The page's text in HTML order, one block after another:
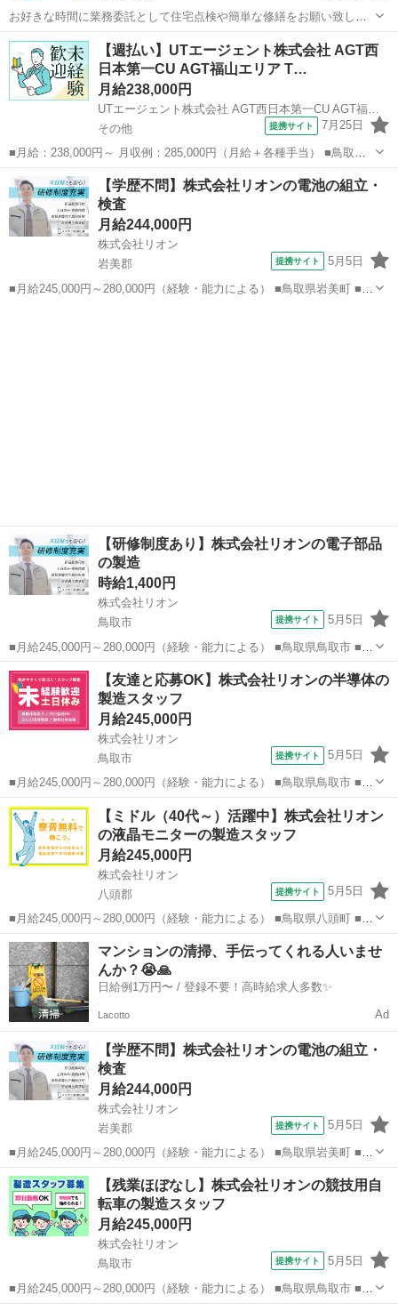
お好きな時間に業務委託として住宅点検や簡単な修繕をお願い致しま
す。 住宅点検は1件、約1時 各種修繕案件は約5〜30分 場所は鳥取市か
ら出雲市まで山陰を幅広く有ります。 いきなりお任せする事は無く同
行して内容を見てから判...
鳥取 米子市 東山公園駅 業務委託
【週払い】UTエージェント株式会社 AGT西
日本第一CU AGT福山エリア T…
月給238,000円
UTエージェント株式会社 AGT西日本第一CU AGT福山エリア TV西伯CL 《JAMM1C》
その他
提携サイト 7月25日
■月給：238,000円～ 月収例：285,000円（月給＋各種手当） ■鳥取県
西伯郡南部町 勤務詳細：西伯郡南部町 通勤方法：車/自転車/バイク 最
寄り駅：米子駅から車16分 ※構内の無料駐車場利用OK ■正社員 ■入社
日...
鳥取 その他 加工
【学歴不問】株式会社リオンの電池の組立・
検査
月給244,000円
株式会社リオン
岩美郡
提携サイト 5月5日
■月給245,000円～280,000円（経験・能力による） ■鳥取県岩美町 ■派
【研修制度あり】株式会社リオンの電子部品
の製造
時給1,400円
株式会社リオン
鳥取市
提携サイト 5月5日
■月給245,000円～280,000円（経験・能力による） ■鳥取県鳥取市 ■派
遣社員、職業紹介 ■入社日応相談、即日勤務OK、履歴書不要、Web面
接OK、友達と応募OK、職場見学OKまたは説明会あり、未経験歓迎、
経験者・...
鳥取 鳥取市 加工
【友達と応募OK】株式会社リオンの半導体の
製造スタッフ
月給245,000円
株式会社リオン
鳥取市
提携サイト 5月5日
■月給245,000円～280,000円（経験・能力による） ■鳥取県鳥取市 ■正
社員、職業紹介 ■入社日応相談、即日勤務OK、履歴書不要、Web面接
OK、友達と応募OK、職場見学OKまたは説明会あり、未経験歓迎、経
験者・有...
鳥取 鳥取市 加工
【ミドル（40代～）活躍中】株式会社リオン
の液晶モニターの製造スタッフ
月給245,000円
株式会社リオン
八頭郡
提携サイト 5月5日
■月給245,000円～280,000円（経験・能力による） ■鳥取県八頭町 ■正
社員、職業紹介 ■入社日応相談、即日勤務OK、履歴書不要、Web面接
OK、友達と応募OK、職場見学OKまたは説明会あり、未経験歓迎、経
験者・有...
鳥取 八頭郡 加工
マンションの清掃、手伝ってくれる人いませ
んか？😭🙏
日給例1万円〜 / 登録不要！高時給求人多数✨
Lacotto Ad
【学歴不問】株式会社リオンの電池の組立・
検査
月給244,000円
株式会社リオン
岩美郡
提携サイト 5月5日
■月給245,000円～280,000円（経験・能力による） ■鳥取県岩美町 ■派
遣社員、職業紹介 ■入社日応相談、即日勤務OK、履歴書不要、Web面
接OK、友達と応募OK、職場見学OKまたは説明会あり、未経験歓迎、
経験者・...
鳥取 岩美郡 加工
【残業ほぼなし】株式会社リオンの競技用自
転車の製造スタッフ
月給245,000円
株式会社リオン
鳥取市
提携サイト 5月5日
■月給245,000円～280,000円（経験・能力による） ■鳥取県鳥取市 ■正
社員、職業紹介 ■入社日応相談、即日勤務OK、履歴書不要、Web面接